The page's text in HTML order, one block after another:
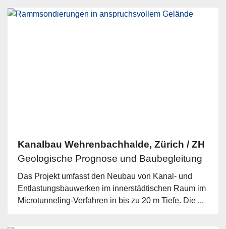
Kanalbau Wehrenbachhalde, Zürich / ZH
Geologische Prognose und Baubegleitung
Das Projekt umfasst den Neubau von Kanal- und
Entlastungsbauwerken im innerstädtischen Raum im
Microtunneling-Verfahren in bis zu 20 m Tiefe. Die ...